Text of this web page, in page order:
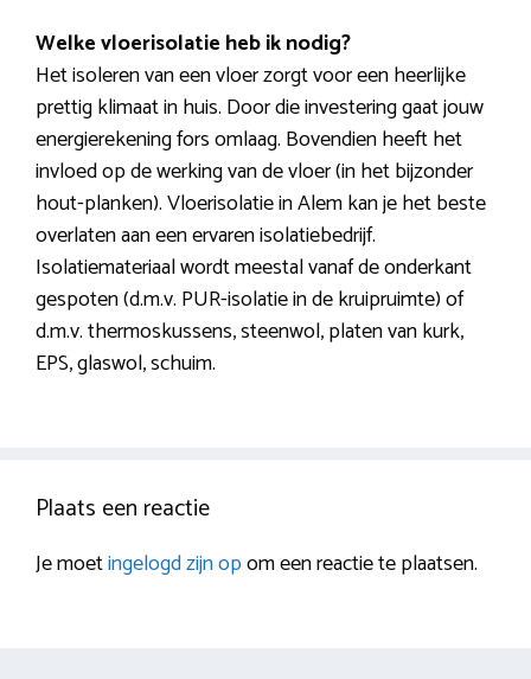
Welke vloerisolatie heb ik nodig?
Het isoleren van een vloer zorgt voor een heerlijke
prettig klimaat in huis. Door die investering gaat jouw
energierekening fors omlaag. Bovendien heeft het
invloed op de werking van de vloer (in het bijzonder
hout-planken). Vloerisolatie in Alem kan je het beste
overlaten aan een ervaren isolatiebedrijf.
Isolatiemateriaal wordt meestal vanaf de onderkant
gespoten (d.m.v. PUR-isolatie in de kruipruimte) of
d.m.v. thermoskussens, steenwol, platen van kurk,
EPS, glaswol, schuim.
Plaats een reactie
Je moetingelogd zijn opom een reactie te plaatsen.